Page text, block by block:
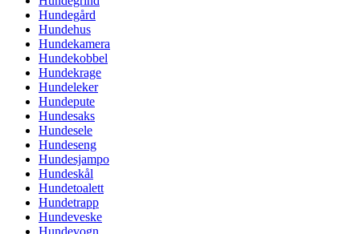
Hundegård
Hundehus
Hundekamera
Hundekobbel
Hundekrage
Hundeleker
Hundepute
Hundesaks
Hundesele
Hundeseng
Hundesjampo
Hundeskål
Hundetoalett
Hundetrapp
Hundeveske
Hundevogn